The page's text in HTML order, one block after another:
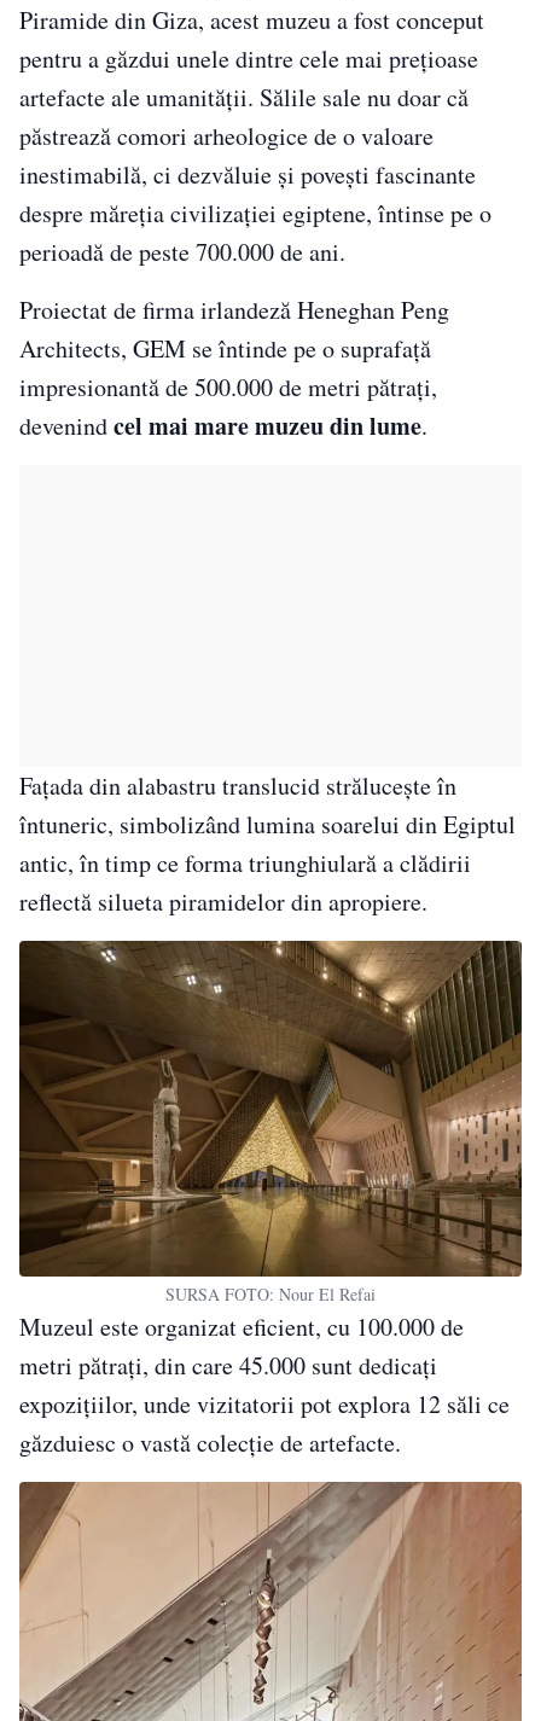
Piramide din Giza, acest muzeu a fost conceput
pentru a găzdui unele dintre cele mai prețioase
artefacte ale umanității. Sălile sale nu doar că
păstrează comori arheologice de o valoare
inestimabilă, ci dezvăluie și povești fascinante
despre măreția civilizației egiptene, întinse pe o
perioadă de peste 700.000 de ani.
Proiectat de firma irlandeză Heneghan Peng
Architects, GEM se întinde pe o suprafață
impresionantă de 500.000 de metri pătrați,
devenindcel mai mare muzeu din lume.
Fațada din alabastru translucid strălucește în
întuneric, simbolizând lumina soarelui din Egiptul
antic, în timp ce forma triunghiulară a clădirii
reflectă silueta piramidelor din apropiere.
SURSA FOTO: Nour El Refai
Muzeul este organizat eficient, cu 100.000 de
metri pătrați, din care 45.000 sunt dedicați
expozițiilor, unde vizitatorii pot explora 12 săli ce
găzduiesc o vastă colecție de artefacte.